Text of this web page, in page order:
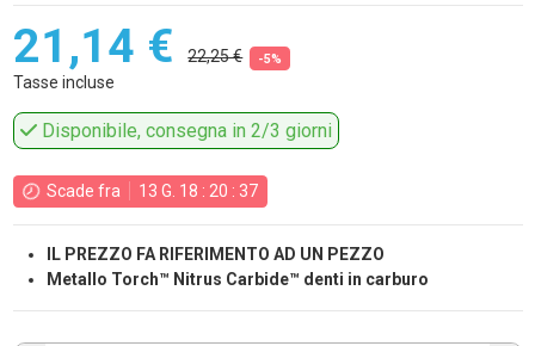
21,14 € 22,25 € -5%
Tasse incluse
Disponibile, consegna in 2/3 giorni
Scade fra 13 G. 18 : 20 : 36
IL PREZZO FA RIFERIMENTO AD UN PEZZO
Metallo Torch™ Nitrus Carbide™ denti in carburo